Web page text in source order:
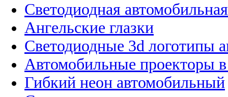
Светодиодная
Ангельские глазки
Светодиодные 3d логотипы
Автомобильные проекторы
Гибкий неон автомобильный